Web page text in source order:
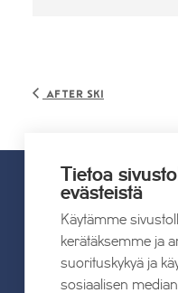
After ski
Tietoa
evästeistä
Käytämme
kerätäksemme ja
suorituskykyä ja
sosiaalisen